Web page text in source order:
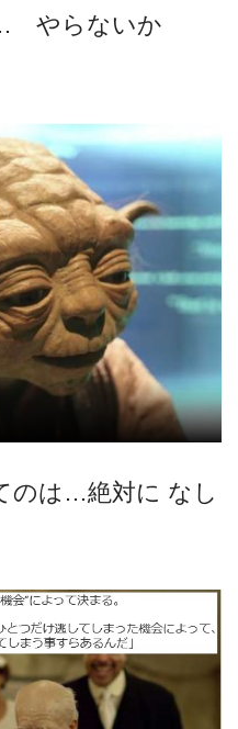
… やらないか
のは…絶対に なし